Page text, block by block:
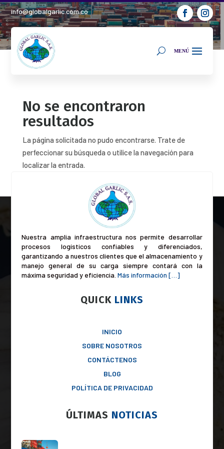
info@globalgarlic.com.co
No se encontraron
resultados
La página solicitada no pudo encontrarse. Trate de
perfeccionar su búsqueda o utilice la navegación para
localizar la entrada.
Nuestra amplia infraestructura nos permite desarrollar
procesos logísticos confiables y diferenciados,
garantizando a nuestros clientes que el almacenamiento y
manejo general de su carga siempre contará con la
máxima seguridad y eficiencia .Más información […]
QUICK LINKS
INICIO
SOBRE NOSOTROS
CONTÁCTENOS
BLOG
POLÍTICA DE PRIVACIDAD
ÚLTIMAS NOTICIAS